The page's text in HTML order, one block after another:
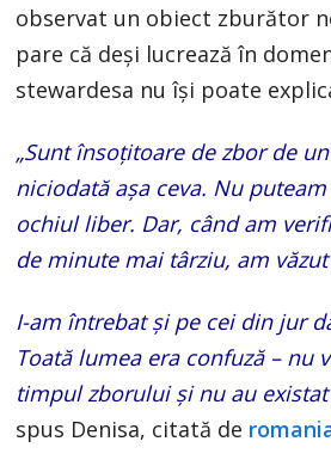
observat un obiect zburător
pare că deși lucrează în
stewardesa nu își poate
„Sunt însoțitoare de zbor de
niciodată așa ceva. Nu
ochiul liber. Dar, când am
de minute mai târziu, am
I-am întrebat și pe cei din jur
Toată lumea era confuză – nu
timpul zborului și nu au
spus Denisa, citată de